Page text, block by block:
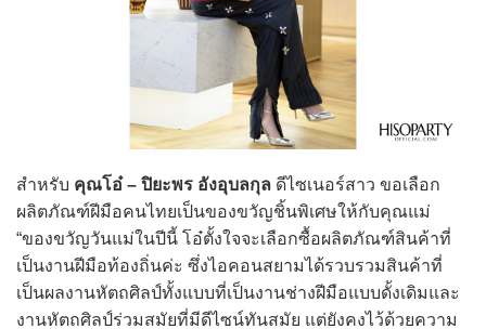
สำหรับ คุณโอ๋ – ปิยะพร อังอุบลกุล ดีไซเนอร์สาว ขอเลือก
ผลิตภัณฑ์ฝีมือคนไทยเป็นของขวัญชิ้นพิเศษให้กับคุณแม่
“ของขวัญวันแม่ในปีนี้ โอ๋ตั้งใจจะเลือกซื้อผลิตภัณฑ์สินค้าที่
เป็นงานฝีมือท้องถิ่นค่ะ ซึ่งไอคอนสยามได้รวบรวมสินค้าที่
เป็นผลงานหัตถศิลป์ทั้งแบบที่เป็นงานช่างฝีมือแบบดั้งเดิมและ
งานหัตถศิลป์ร่วมสมัยที่มีดีไซน์ทันสมัย แต่ยังคงไว้ด้วยความ